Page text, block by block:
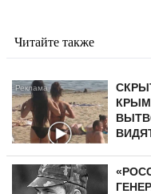
Читайте также